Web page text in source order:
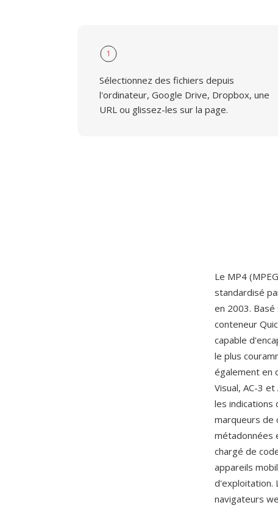
1
Sélectionnez des fichiers depuis
l'ordinateur, Google Drive, Dropbox, une
URL ou glissez-les sur la page.
Le MP4
standardisé
en 2003.
conteneur
capable
le plus
également en
Visual, AC-3
les
marqueurs de
métadonnées
chargé de
appareils
d'exploitation.
navigateurs